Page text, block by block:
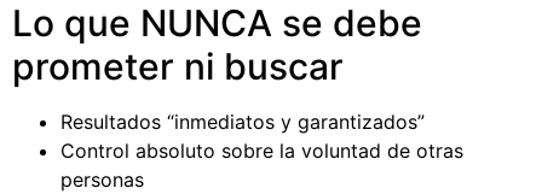
Lo que NUNCA se debe
prometer ni buscar
Resultados “inmediatos y garantizados”
Control absoluto sobre la voluntad de otras
personas